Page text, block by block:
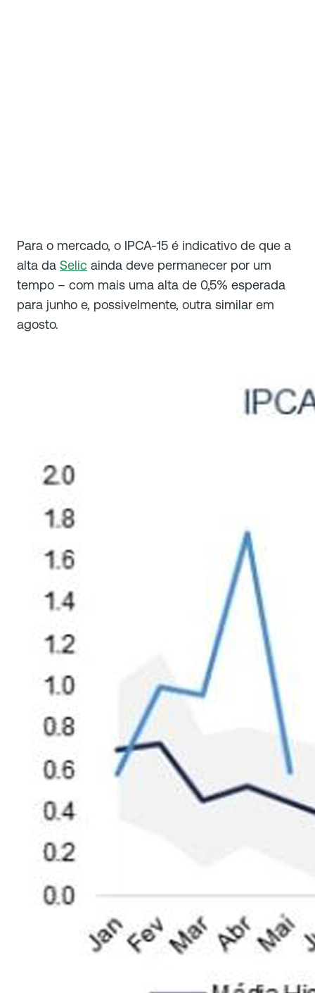
Para o mercado, o IPCA-15 é indicativo de que a
alta da Selic ainda deve permanecer por um
tempo – com mais uma alta de 0,5% esperada
para junho e, possivelmente, outra similar em
agosto.